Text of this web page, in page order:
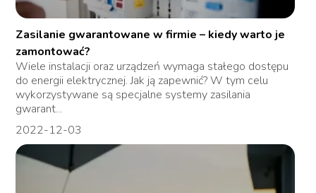
Zasilanie gwarantowane w firmie – kiedy warto je
zamontować?
Wiele instalacji oraz urządzeń wymaga stałego dostępu
do energii elektrycznej. Jak ją zapewnić? W tym celu
wykorzystywane są specjalne systemy zasilania
gwarant...
2022-12-03